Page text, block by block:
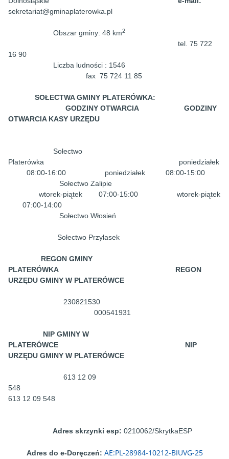
sekretariat@gminaplaterowka.pl
Obszar gminy: 48 km2
tel. 75 722
16 90
Liczba ludności : 1546
fax 75 724 11 85
SOŁECTWA GMINY PLATERÓWKA:
GODZINY OTWARCIA GODZINY
OTWARCIA KASY URZĘDU
Sołectwo
Platerówka poniedziałek
08:00-16:00 poniedziałek 08:00-15:00
Sołectwo Zalipie
wtorek-piątek 07:00-15:00
wtorek-piątek
07:00-14:00
Sołectwo Włosień
Sołectwo Przylasek
REGON GMINY
PLATERÓWKA REGON
URZĘDU GMINY W PLATERÓWCE
230821530
000541931
NIP GMINY W
PLATERÓWCE NIP
URZĘDU GMINY W PLATERÓWCE
613 12 09
548
613 12 09 548
Adres skrzynki esp: 0210062/SkrytkaESP
Adres do e-Doręczeń: AE:PL-28984-10212-BIUVG-25